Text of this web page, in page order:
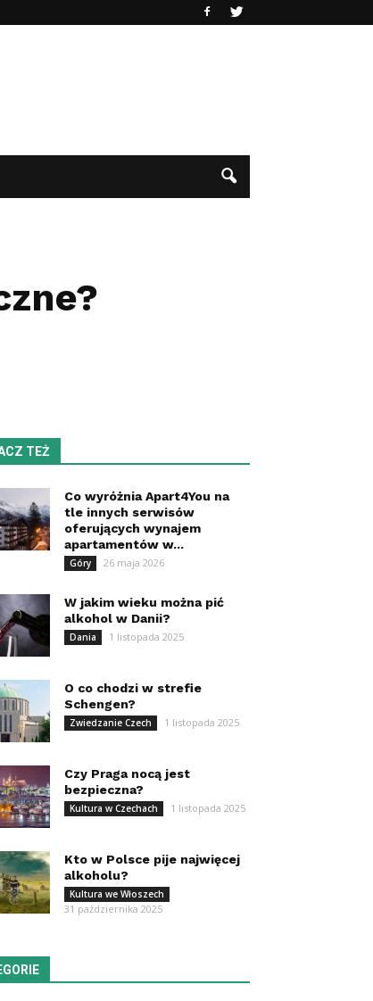
TEŻ
Co wyróżnia Apart4You na
tle innych serwisów
oferujących wynajem
apartamentów w...
Góry 26 maja 2026
W jakim wieku można pić
alkohol w Danii?
Dania 1 listopada 2025
O co chodzi w strefie
Schengen?
Zwiedzanie Czech 1 listopada 2025
Czy Praga nocą jest
bezpieczna?
Kultura w Czechach 1 listopada 2025
Kto w Polsce pije najwięcej
alkoholu?
Kultura we Włoszech
31 października 2025